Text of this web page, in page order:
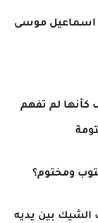
كأنها لم تفهم
ومختوم؟
بين يديه